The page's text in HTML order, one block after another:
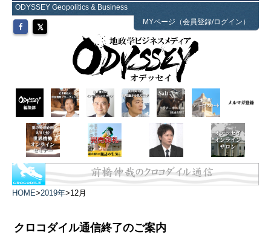
ODYSSEY Geopolitics & Business
MYページ（会員登録/ログイン）
HOME>2019年>12月
クロコダイル通信終了のご案内